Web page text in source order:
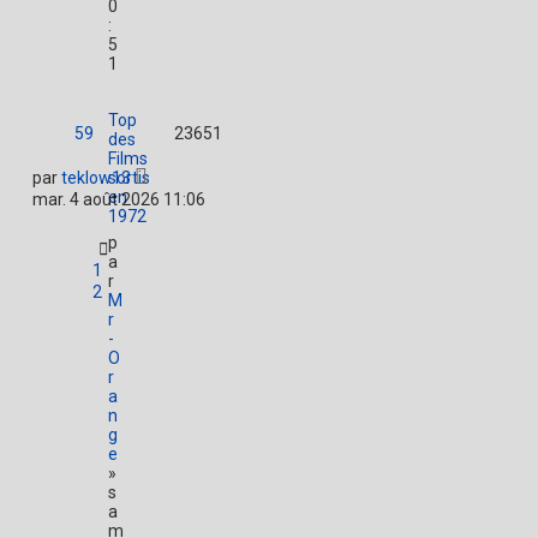
0
:
5
1
Top
des
Films
sortis
en
1972
p
a
r
M
r
-
O
r
a
n
g
e
»
s
a
m
1
2
59 23651
parteklow13
mar. 4 août 2026 11:06